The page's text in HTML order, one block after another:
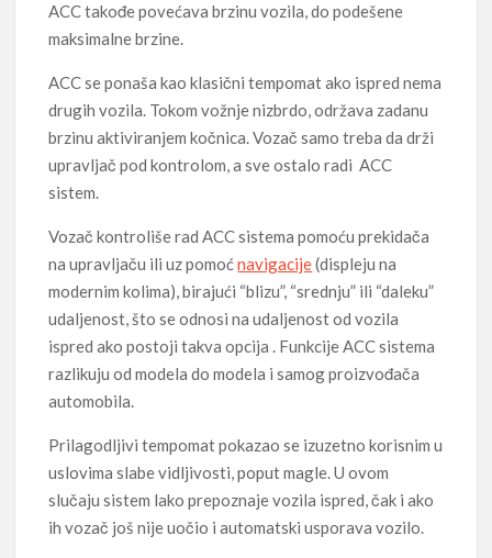
ACC takođe povećava brzinu vozila, do podešene
maksimalne brzine.
ACC se ponaša kao klasični tempomat ako ispred nema
drugih vozila. Tokom vožnje nizbrdo, održava zadanu
brzinu aktiviranjem kočnica. Vozač samo treba da drži
upravljač pod kontrolom, a sve ostalo radi ACC
sistem.
Vozač kontroliše rad ACC sistema pomoću prekidača
na upravljaču ili uz pomoćnavigacije(displeju na
modernim kolima), birajući “blizu”, “srednju” ili “daleku”
udaljenost, što se odnosi na udaljenost od vozila
ispred ako postoji takva opcija . Funkcije ACC sistema
razlikuju od modela do modela i samog proizvođača
automobila.
Prilagodljivi tempomat pokazao se izuzetno korisnim u
uslovima slabe vidljivosti, poput magle. U ovom
slučaju sistem lako prepoznaje vozila ispred, čak i ako
ih vozač još nije uočio i automatski usporava vozilo.